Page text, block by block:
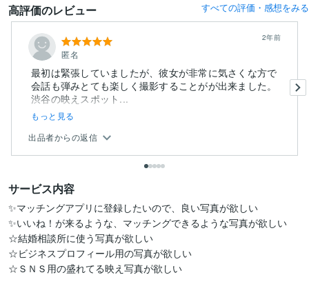
高評価のレビュー すべての評価・感想をみる
匿名
2年前
最初は緊張していましたが、彼女が非常に気さくな方で
会話も弾みとても楽しく撮影することがが出来ました。
渋谷の映えスポット...
もっと見る
出品者からの返信
サービス内容
✨マッチングアプリに登録したいので、良い写真が欲しい
✨いいね！が来るような、マッチングできるような写真が欲しい
☆結婚相談所に使う写真が欲しい
☆ビジネスプロフィール用の写真が欲しい
☆ＳＮＳ用の盛れてる映え写真が欲しい